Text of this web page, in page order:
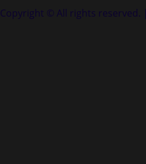
Copyright © All rights reserved. |